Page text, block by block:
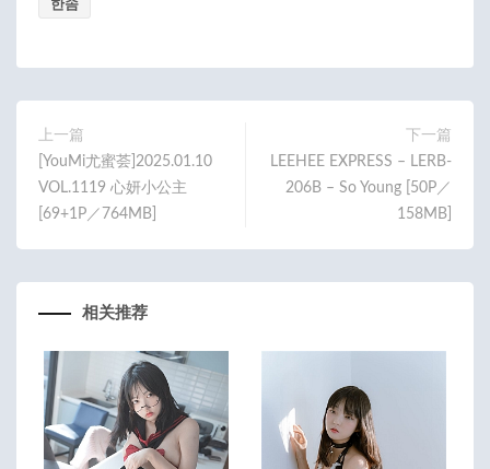
한솜
上一篇
[YouMi尤蜜荟]2025.01.10
VOL.1119 心妍小公主
[69+1P／764MB]
下一篇
LEEHEE EXPRESS – LERB-
206B – So Young [50P／
158MB]
相关推荐